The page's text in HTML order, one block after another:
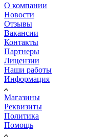
О компании
Новости
Отзывы
Вакансии
Контакты
Партнеры
Лицензии
Наши работы
Информация
Магазины
Реквизиты
Политика
Помощь